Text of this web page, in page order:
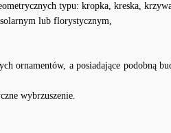
typu: kropka, kreska,
lub florystycznym,
ornamentów, a posiadające podobną
wybrzuszenie.